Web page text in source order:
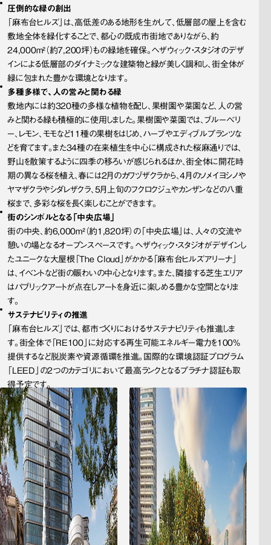
圧倒的な緑の創出
「麻布台ヒルズ」は、高低差のある地形を生かして、低層部の屋上を含む
敷地全体を緑化することで、都心の既成市街地でありながら、約
24,000m²（約7,200坪）もの緑地を確保。ヘザウィック・スタジオのデザ
インによる低層部のダイナミックな建築物と緑が美しく調和し、街全体が
緑に包まれた豊かな環境となります。
多種多様で、人の営みと関わる緑
敷地内には約320種の多様な植物を配し、果樹園や菜園など、人の営
みと関わる緑も積極的に使用しました。果樹園や菜園では、ブルーベリ
ー、レモン、モモなど11種の果樹をはじめ、ハーブやエディブルプランツな
どを育てます。また34種の在来植生を中心に構成された桜麻通りでは、
野山を散策するように四季の移ろいが感じられるほか、街全体に開花時
期の異なる桜を植え、春には2月のカワヅザクラから、4月のソメイヨシノや
ヤマザクラやシダレザクラ、5月上旬のフクロクジュやカンザンなどの八重
桜まで、多彩な桜を長く楽しむことができます。
街のシンボルとなる「中央広場」
街の中央、約6,000m²（約1,820坪）の「中央広場」は、人々の交流や
憩いの場となるオープンスペースです。へザウィック・スタジオがデザインし
たユニークな大屋根「The Cloud」がかかる「麻布台ヒルズアリーナ」
は、イベントなど街の賑わいの中心となります。また、隣接する芝生エリア
はパブリックアートが点在しアートを身近に楽しめる豊かな空間となりま
す。
サステナビリティの推進
「麻布台ヒルズ」では、都市づくりにおけるサステナビリティも推進しま
す。街全体で「RE100」に対応する再生可能エネルギー電力を100%
提供するなど脱炭素や資源循環を推進。国際的な環境認証プログラム
「LEED」の2つのカテゴリにおいて最高ランクとなるプラチナ認証も取
得予定です。